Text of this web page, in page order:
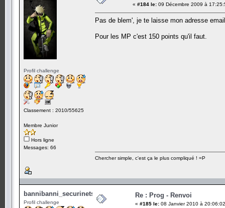
Profil challenge
Classement : 2010/55625
Membre Junior
Hors ligne
Messages: 66
« #184 le: 09 Décembre 2009 à
Pas de blem', je te laisse mon adresse
Pour les MP c'est 150 points qu'il faut.
Chercher simple, c'est ça le plus compliqué ! =P
bannibanni_securinets
Profil challenge
Re : Prog - Renvoi
« #185 le: 08 Janvier 2010 à